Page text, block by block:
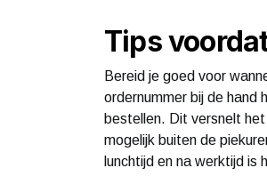
Tips
Bereid je goed voor
ordernummer bij de hand
bestellen. Dit versnelt
mogelijk buiten de
lunchtijd en na werktijd is